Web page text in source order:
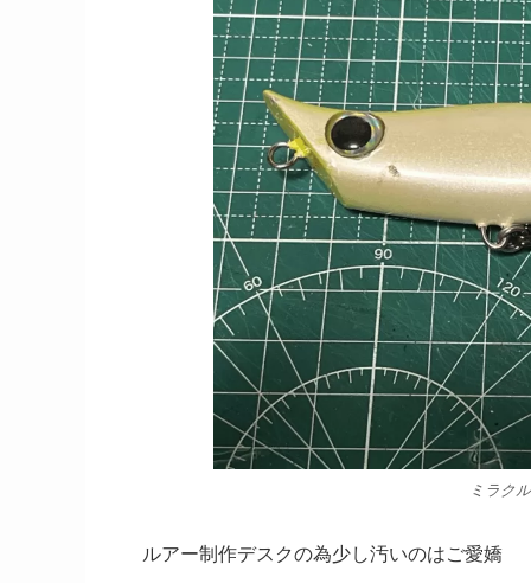
ミラク
ルアー制作デスクの為少し汚いのはご愛嬌